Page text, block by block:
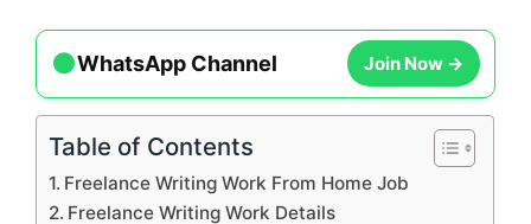
●WhatsApp Channel Join Now →
Table of Contents
Freelance Writing Work From Home Job
Freelance Writing Work Details